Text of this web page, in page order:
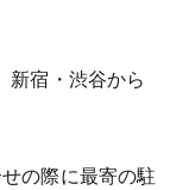
宿・渋谷から
の際に最寄の駐